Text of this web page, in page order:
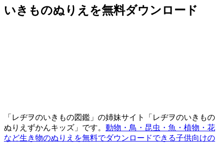
いきものぬりえを無料ダウンロード
「レヂヲのいきもの図鑑」の姉妹サイト「レヂヲのいきもの
ぬりえずかんキッズ」です。 動物・鳥・昆虫・魚・植物・花
など生き物のぬりえを無料でダウンロードできる子供向けの